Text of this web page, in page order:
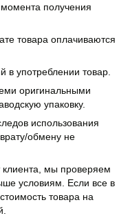
получения
товара оплачиваются
употреблении товар.
оригинальными
упаковку.
использования
обмену не
клиента, мы проверяем
условиям. Если все в
товара на